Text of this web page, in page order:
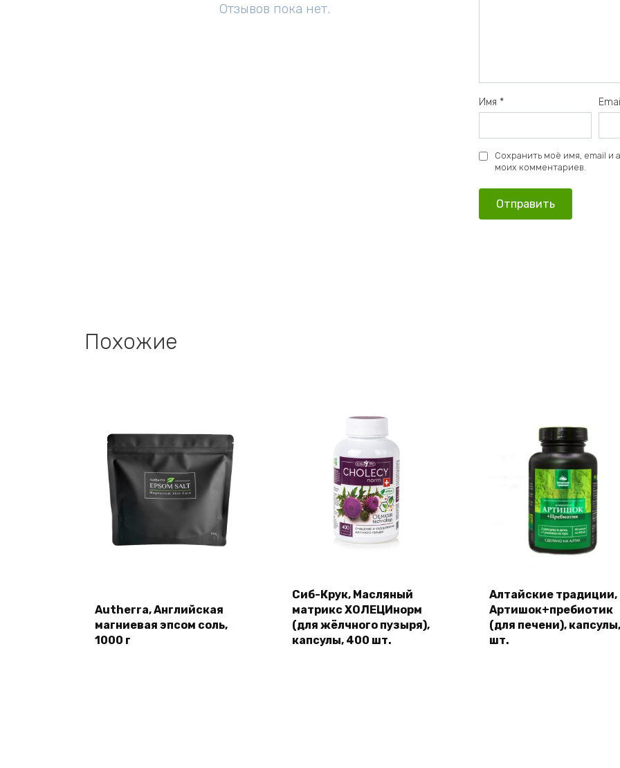
Отзывов пока нет.
Имя *
Сохранить моё имя, email и
моих комментариев.
Похожие
Autherra, Английская
магниевая эпсом соль,
1000 г
Сиб-Крук, Масляный
матрикc ХОЛЕЦИнорм
(для жёлчного пузыря),
капсулы, 400 шт.
Алтайские традиции,
Артишок+пребиотик
(для печени),
шт.